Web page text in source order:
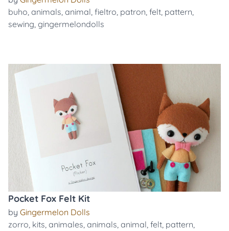
buho, animals, animal, fieltro, patron, felt, pattern,
sewing, gingermelondolls
Pocket Fox Felt Kit
by Gingermelon Dolls
zorro, kits, animales, animals, animal, felt, pattern,